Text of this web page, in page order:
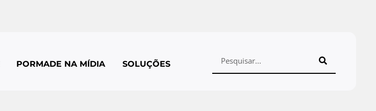
PORMADE NA MÍDIA SOLUÇÕES